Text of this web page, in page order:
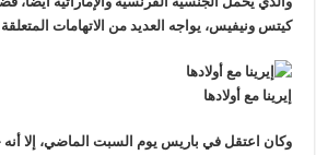
كيتس ونيفيس، يواجه العديد من الاتهامات
إيرينا مع أولادها
وكان اعتقل في باريس يوم السبت الماضي، إلا أنه